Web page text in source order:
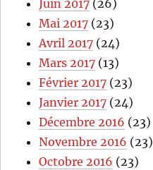
Juin 2017 (26)
Mai 2017 (23)
Avril 2017 (24)
Mars 2017 (13)
Février 2017 (23)
Janvier 2017 (24)
Décembre 2016 (23)
Novembre 2016 (23)
Octobre 2016 (23)